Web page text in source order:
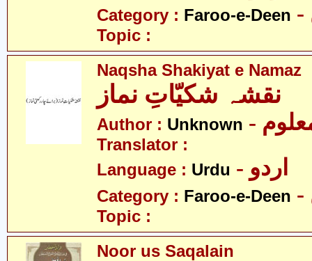
Category : Faroo-e-Deen
Topic :
Naqsha Shakiyat e Namaz
نقشہ شکیّاتِ نماز
Author : Unknown معلوم
Translator :
Language : Urdu - اردو
Category : Faroo-e-Deen
Topic :
Noor us Saqalain